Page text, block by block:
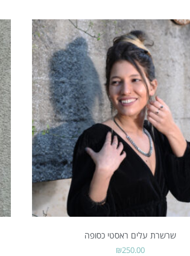
שרשרת עלים ראסטי כסופה
₪250.00